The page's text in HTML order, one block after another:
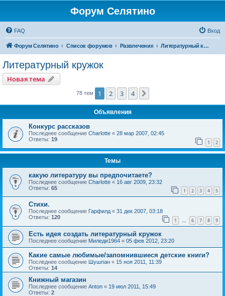
Форум Селятино
FAQ Вход
Форум Селятино Список форумов Развлечения Литературный кружок
Литературный кружок
Новая тема
78 тем 1 2 3 4
Объявления
Конкурс рассказов
Последнее сообщение Charlotte « 28 мар 2007, 02:45
Ответы: 19 1 2
Темы
какую литературу вы предпочитаете?
Последнее сообщение Charlotte « 16 авг 2009, 23:32
Ответы: 65 1 2 3 4 5
Стихи.
Последнее сообщение Гарфилд « 31 дек 2007, 03:18
Ответы: 120 1 … 6 7 8 9
Есть идея создать литературный кружок
Последнее сообщение Миледи1964 « 05 фев 2012, 23:20
Какие самые любимые/запомнившиеся детские книги?
Последнее сообщение Шушпан « 15 ноя 2011, 11:39
Ответы: 14
Книжный магазин
Последнее сообщение Anton « 19 июл 2011, 15:49
Ответы: 2